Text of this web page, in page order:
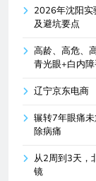
2026年沈阳实
及避坑要点
高龄、高危、
青光眼+白内
辽宁京东电商
辗转7年眼痛
除病痛
从2周到3天，
镜